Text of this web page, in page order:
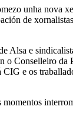
unha nova
de
Alsa e
o Conselleiro da
e os